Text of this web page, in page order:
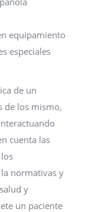
equipamiento
especiales
de un
de los mismo,
cuenta las
normativas y
y
un paciente